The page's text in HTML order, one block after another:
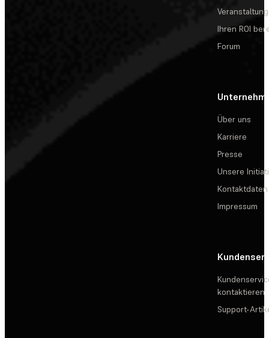
Ihren ROI
Forum
Über uns
Karriere
Presse
Unsere
Kontaktdaten
Impressum
kontaktieren
Support-